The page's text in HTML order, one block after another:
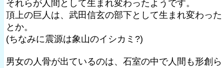
それらが人間として生まれ変わったようです。
頂上の巨人は、武田信玄の部下として生まれ変わった
とか。
(ちなみに震源は象山のイシカミ?)
男女の人骨が出ているのは、石室の中で人間も形創ら